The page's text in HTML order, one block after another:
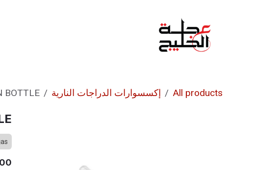
All products إكسسوارات الدراجات النارية BOTTLE